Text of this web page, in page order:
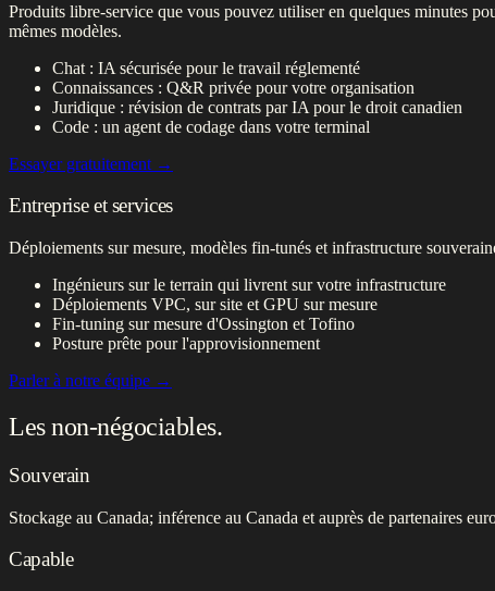
Produits libre-service que vous pouvez utiliser en quelques minutes
mêmes modèles.
Chat : IA sécurisée pour le travail réglementé
Connaissances : Q&R privée pour votre organisation
Juridique : révision de contrats par IA pour le droit canadien
Code : un agent de codage dans votre terminal
Essayer gratuitement →
Entreprise et services
Déploiements sur mesure, modèles fin-tunés et infrastructure
Ingénieurs sur le terrain qui livrent sur votre infrastructure
Déploiements VPC, sur site et GPU sur mesure
Fin-tuning sur mesure d'Ossington et Tofino
Posture prête pour l'approvisionnement
Parler à notre équipe →
Les non-négociables.
Souverain
Stockage au Canada; inférence au Canada et auprès de partenaires
Capable